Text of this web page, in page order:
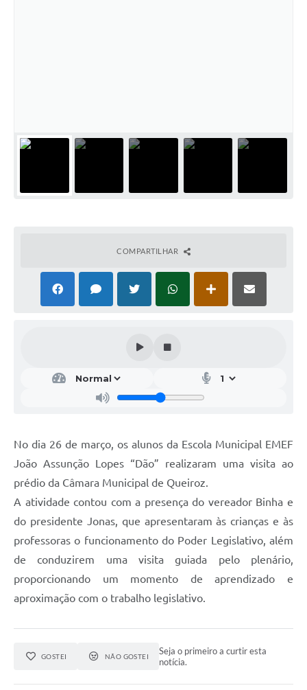
COMPARTILHAR
No dia 26 de março, os alunos da Escola Municipal EMEF
João Assunção Lopes “Dão” realizaram uma visita ao
prédio da Câmara Municipal de Queiroz.
A atividade contou com a presença do vereador Binha e
do presidente Jonas, que apresentaram às crianças e às
professoras o funcionamento do Poder Legislativo, além
de conduzirem uma visita guiada pelo plenário,
proporcionando um momento de aprendizado e
aproximação com o trabalho legislativo.
GOSTEI NÃO GOSTEI
Seja o primeiro a curtir esta
notícia.